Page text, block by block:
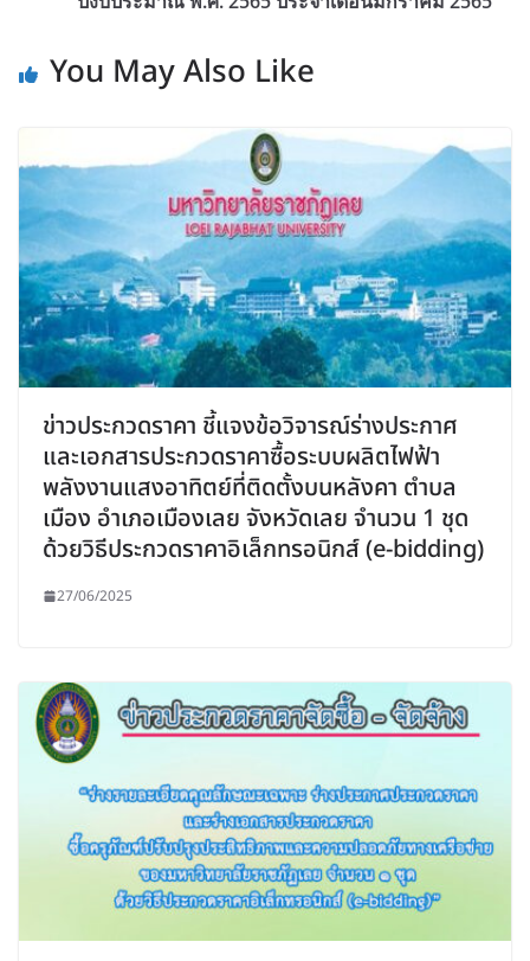
You May Also Like
ข่าวประกวดราคา ชี้แจงข้อวิจารณ์ร่างประกาศ
และเอกสารประกวดราคาซื้อระบบผลิตไฟฟ้า
พลังงานแสงอาทิตย์ที่ติดตั้งบนหลังคา ตำบล
เมือง อำเภอเมืองเลย จังหวัดเลย จำนวน 1 ชุด
ด้วยวิธีประกวดราคาอิเล็กทรอนิกส์ (e-bidding)
27/06/2025